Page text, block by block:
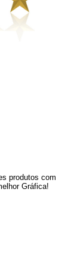
produtos com
Gráfica!